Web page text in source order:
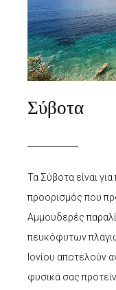
Σύβοτα
Τα Σύβοτα είναι
προορισμός που
Αμμουδερές
πευκόφυτων
Ιονίου αποτελούν
φυσικά σας